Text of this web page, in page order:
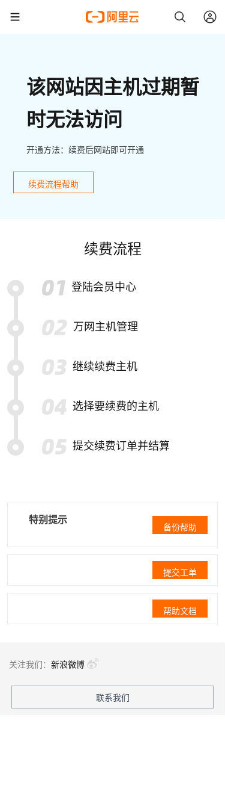
该网站因主机过期暂
时无法访问
开通方法：续费后网站即可开通
续费流程帮助
续费流程
登陆会员中心
万网主机管理
继续续费主机
选择要续费的主机
提交续费订单并结算
特别提示
备份帮助
提交工单
帮助文档